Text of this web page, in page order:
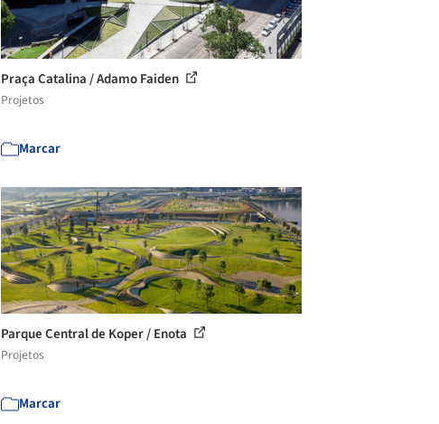
Praça Catalina / Adamo Faiden
Projetos
Marcar
Parque Central de Koper / Enota
Projetos
Marcar